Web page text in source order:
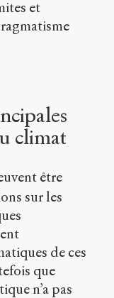
et
climat
être
sur les
de ces
que
n’a pas